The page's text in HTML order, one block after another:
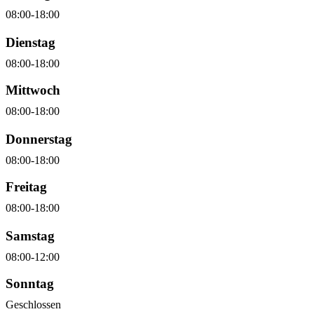
08:00-18:00
Dienstag
08:00-18:00
Mittwoch
08:00-18:00
Donnerstag
08:00-18:00
Freitag
08:00-18:00
Samstag
08:00-12:00
Sonntag
Geschlossen